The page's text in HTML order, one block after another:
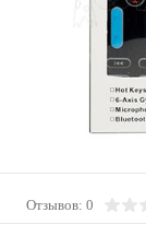
Отзывов: 0